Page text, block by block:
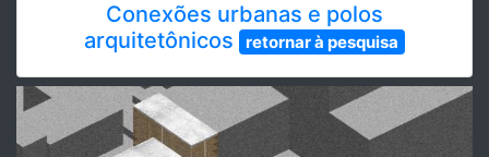
Conexões urbanas e polos
arquitetônicos
retornar à pesquisa